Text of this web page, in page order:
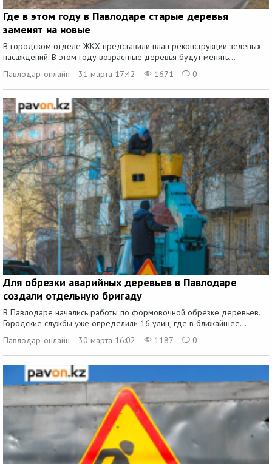
Где в этом году в Павлодаре старые деревья
заменят на новые
В городском отделе ЖКХ представили план реконструкции зеленых
насаждений. В этом году возрастные деревья будут менять...
Павлодар-онлайн
31 марта 17:42 1671 0
Для обрезки аварийных деревьев в Павлодаре
создали отдельную бригаду
В Павлодаре начались работы по формовочной обрезке деревьев.
Городские службы уже определили 16 улиц, где в ближайшее...
Павлодар-онлайн
30 марта 16:02 1187 0